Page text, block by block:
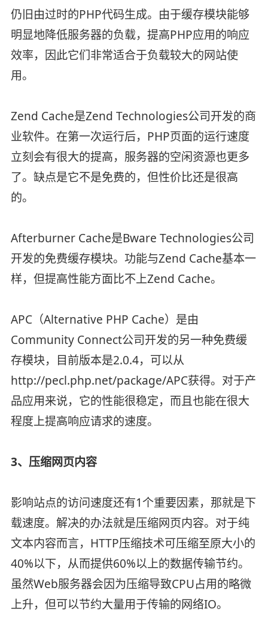
仍旧由过时的PHP代码生成。由于缓存模块能够
明显地降低服务器的负载，提高PHP应用的响应
效率，因此它们非常适合于负载较大的网站使
用。
Zend Cache是Zend Technologies公司开发的商
业软件。在第一次运行后，PHP页面的运行速度
立刻会有很大的提高，服务器的空闲资源也更多
了。缺点是它不是免费的，但性价比还是很高
的。
Afterburner Cache是Bware Technologies公司
开发的免费缓存模块。功能与Zend Cache基本一
样，但提高性能方面比不上Zend Cache。
APC（Alternative PHP Cache）是由
Community Connect公司开发的另一种免费缓
存模块，目前版本是2.0.4，可以从
http://pecl.php.net/package/APC获得。对于产
品应用来说，它的性能很稳定，而且也能在很大
程度上提高响应请求的速度。
3、压缩网页内容
影响站点的访问速度还有1个重要因素，那就是下
载速度。解决的办法就是压缩网页内容。对于纯
文本内容而言，HTTP压缩技术可压缩至原大小的
40%以下，从而提供60%以上的数据传输节约。
虽然Web服务器会因为压缩导致CPU占用的略微
上升，但可以节约大量用于传输的网络IO。